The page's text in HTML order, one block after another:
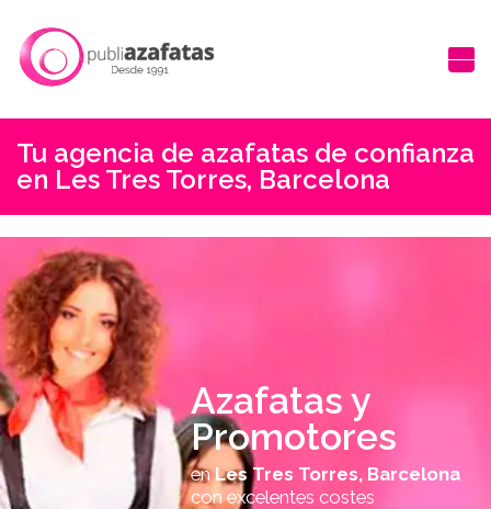
Tu agencia de azafatas de confianza
en Les Tres Torres, Barcelona
Azafatas y
Promotores
enLes Tres Torres, Barcelona
con excelentes costes